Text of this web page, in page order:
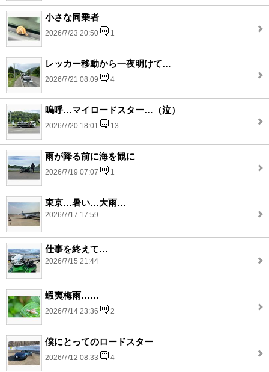
小さな同乗者
2026/7/23 20:50 1
レッカー移動から一夜明けて…
2026/7/21 08:09 4
嗚呼…マイロードスター…（泣）
2026/7/20 18:01 13
雨が降る前に海を観に
2026/7/19 07:07 1
東京…暑い…大雨…
2026/7/17 17:59
仕事を終えて…
2026/7/15 21:44
蝦夷梅雨……
2026/7/14 23:36 2
僕にとってのロードスター
2026/7/12 08:33 4